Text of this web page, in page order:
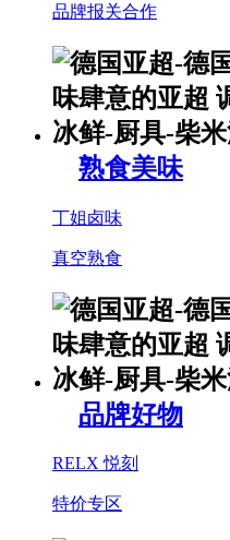
品牌报关合作
熟食美味
丁姐卤味
真空熟食
品牌好物
RELX 悦刻
特价专区